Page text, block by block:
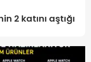
2 katını aştığı